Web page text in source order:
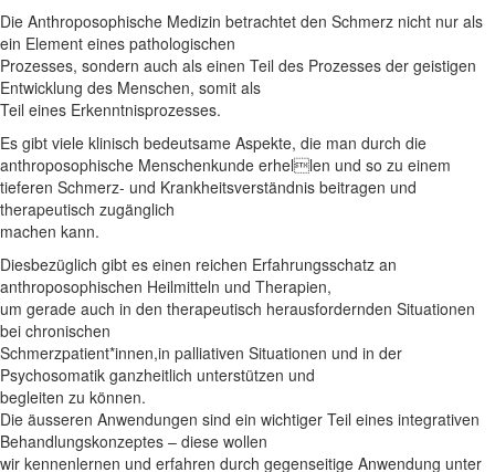
Die Anthroposophische Medizin betrachtet den Schmerz nicht nur als
ein Element eines pathologischen
Prozesses, sondern auch als einen Teil des Prozesses der geistigen
Entwicklung des Menschen, somit als
Teil eines Erkenntnisprozesses.
Es gibt viele klinisch bedeutsame Aspekte, die man durch die
anthroposophische Menschenkunde erhellen und so zu einem
tieferen Schmerz- und Krankheitsverständnis beitragen und
therapeutisch zugänglich
machen kann.
Diesbezüglich gibt es einen reichen Erfahrungsschatz an
anthroposophischen Heilmitteln und Therapien,
um gerade auch in den therapeutisch herausfordernden Situationen
bei chronischen
Schmerzpatient*innen,in palliativen Situationen und in der
Psychosomatik ganzheitlich unterstützen und
begleiten zu können.
Die äusseren Anwendungen sind ein wichtiger Teil eines integrativen
Behandlungskonzeptes – diese wollen
wir kennenlernen und erfahren durch gegenseitige Anwendung unter